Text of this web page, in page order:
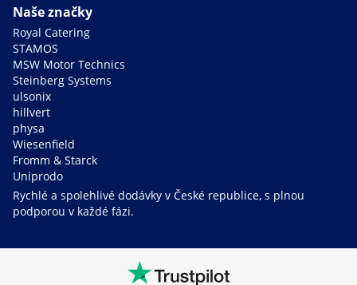
Naše značky
Royal Catering
STAMOS
MSW Motor Technics
Steinberg Systems
ulsonix
hillvert
physa
Wiesenfield
Fromm & Starck
Uniprodo
Rychlé a spolehlivé dodávky v České republice, s plnou
podporou v každé fázi.